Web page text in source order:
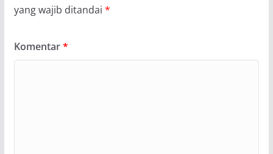
yang wajib ditandai *
Komentar*